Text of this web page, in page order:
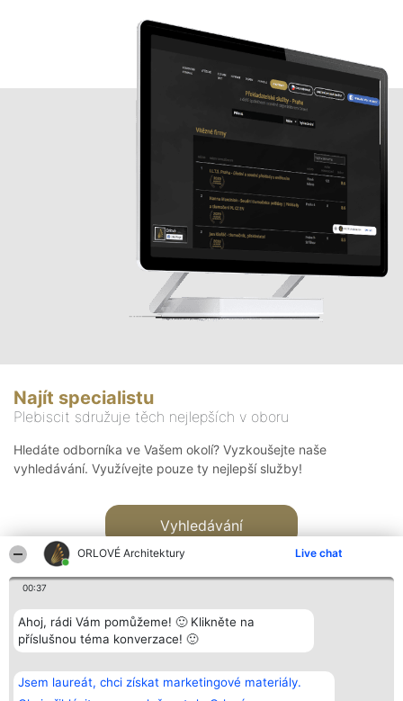
ORLOVÉ Architektury Live chat
00:37
Ahoj, rádi Vám pomůžeme! 🙂 Klikněte na
příslušnou téma konverzace! 🙂
Jsem laureát, chci získat marketingové materiály.
Najít specialistu
Plebiscit sdružuje těch nejlepších v oboru
Hledáte odborníka ve Vašem okolí? Vyzkoušejte naše
vyhledávání. Využívejte pouze ty nejlepší služby!
Vyhledávání
Bright Side Solutions sp. z o.
o. sp. k.
ul. Ruska 22
Vítězové
Seznam všech
laureátů
Kontakt